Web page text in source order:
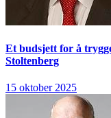
Et budsjett for å
Stoltenberg
15 oktober 2025